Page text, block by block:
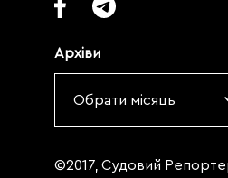
Архіви
Обрати місяць
©2017, Судовий